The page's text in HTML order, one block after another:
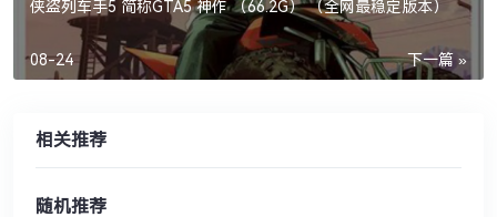
侠盗列车手5 简称GTA5 神作 （66.2G） （全网最稳定版本）
下一篇 »
08-24
相关推荐
随机推荐